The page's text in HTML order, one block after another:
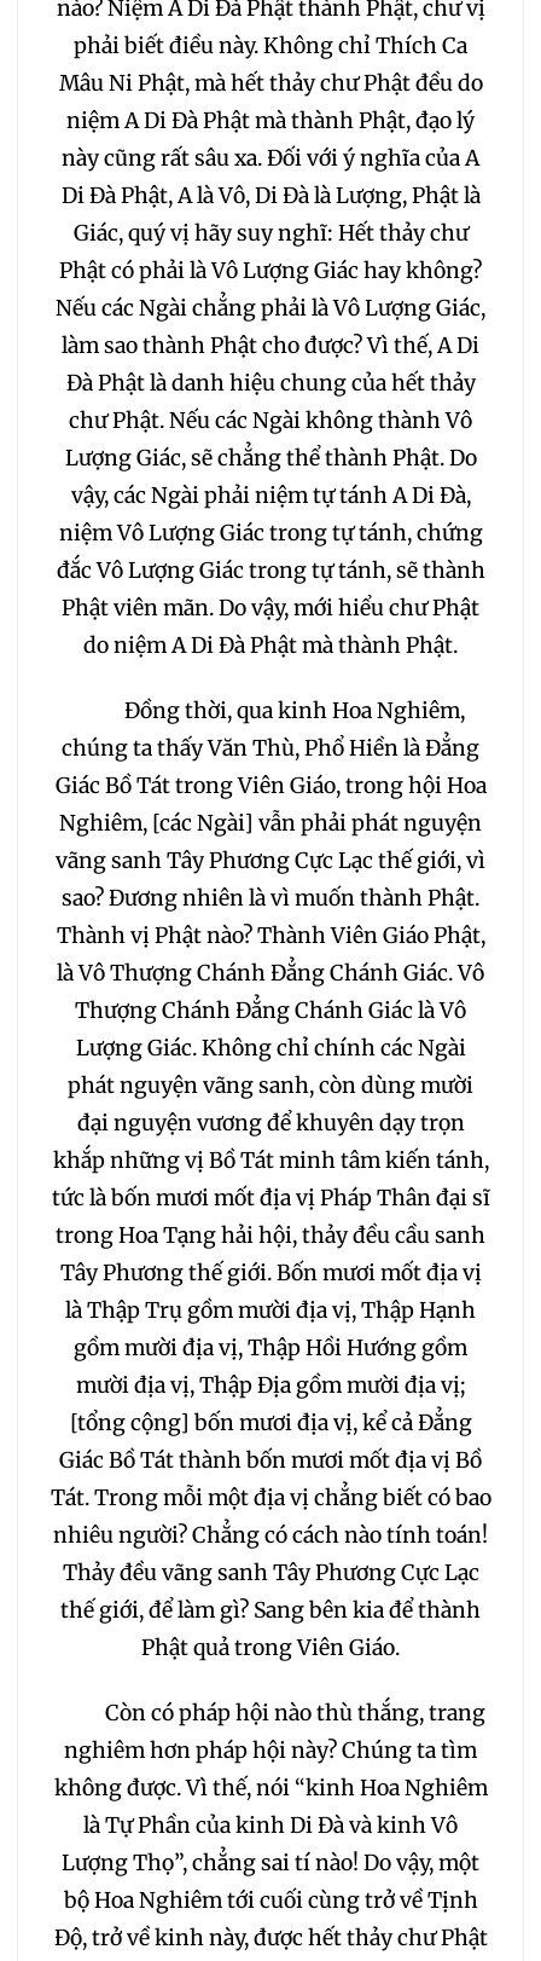
nào? Niệm A Di Đà Phật thành Phật, chư vị
phải biết điều này. Không chỉ Thích Ca
Mâu Ni Phật, mà hết thảy chư Phật đều do
niệm A Di Đà Phật mà thành Phật, đạo lý
này cũng rất sâu xa. Đối với ý nghĩa của A
Di Đà Phật, A là Vô, Di Đà là Lượng, Phật là
Giác, quý vị hãy suy nghĩ: Hết thảy chư
Phật có phải là Vô Lượng Giác hay không?
Nếu các Ngài chẳng phải là Vô Lượng Giác,
làm sao thành Phật cho được? Vì thế, A Di
Đà Phật là danh hiệu chung của hết thảy
chư Phật. Nếu các Ngài không thành Vô
Lượng Giác, sẽ chẳng thể thành Phật. Do
vậy, các Ngài phải niệm tự tánh A Di Đà,
niệm Vô Lượng Giác trong tự tánh, chứng
đắc Vô Lượng Giác trong tự tánh, sẽ thành
Phật viên mãn. Do vậy, mới hiểu chư Phật
do niệm A Di Đà Phật mà thành Phật.
Đồng thời, qua kinh Hoa Nghiêm,
chúng ta thấy Văn Thù, Phổ Hiền là Đẳng
Giác Bồ Tát trong Viên Giáo, trong hội Hoa
Nghiêm, [các Ngài] vẫn phải phát nguyện
vãng sanh Tây Phương Cực Lạc thế giới, vì
sao? Đương nhiên là vì muốn thành Phật.
Thành vị Phật nào? Thành Viên Giáo Phật,
là Vô Thượng Chánh Đẳng Chánh Giác. Vô
Thượng Chánh Đẳng Chánh Giác là Vô
Lượng Giác. Không chỉ chính các Ngài
phát nguyện vãng sanh, còn dùng mười
đại nguyện vương để khuyên dạy trọn
khắp những vị Bồ Tát minh tâm kiến tánh,
tức là bốn mươi mốt địa vị Pháp Thân đại sĩ
trong Hoa Tạng hải hội, thảy đều cầu sanh
Tây Phương thế giới. Bốn mươi mốt địa vị
là Thập Trụ gồm mười địa vị, Thập Hạnh
gồm mười địa vị, Thập Hồi Hướng gồm
mười địa vị, Thập Địa gồm mười địa vị;
[tổng cộng] bốn mươi địa vị, kể cả Đẳng
Giác Bồ Tát thành bốn mươi mốt địa vị Bồ
Tát. Trong mỗi một địa vị chẳng biết có bao
nhiêu người? Chẳng có cách nào tính toán!
Thảy đều vãng sanh Tây Phương Cực Lạc
thế giới, để làm gì? Sang bên kia để thành
Phật quả trong Viên Giáo.
Còn có pháp hội nào thù thắng, trang
nghiêm hơn pháp hội này? Chúng ta tìm
không được. Vì thế, nói “kinh Hoa Nghiêm
là Tự Phần của kinh Di Đà và kinh Vô
Lượng Thọ”, chẳng sai tí nào! Do vậy, một
bộ Hoa Nghiêm tới cuối cùng trở về Tịnh
Độ, trở về kinh này, được hết thảy chư Phật